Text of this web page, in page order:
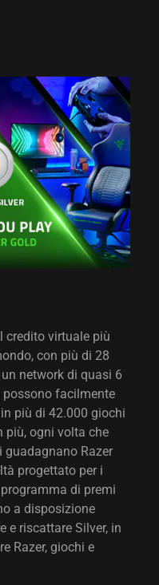
credito virtuale più
con più di 28
network di quasi 6
facilmente
più di 42.000 giochi
più, ogni volta che
guadagnano Razer
progettato per i
di premi
a disposizione
e riscattare Silver, in
Razer, giochi e